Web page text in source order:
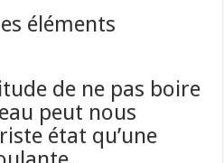
éléments
de ne pas boire
peut nous
état qu’une